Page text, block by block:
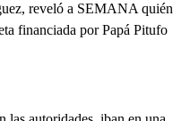
reveló a SEMANA quién
financiada por Papá Pitufo